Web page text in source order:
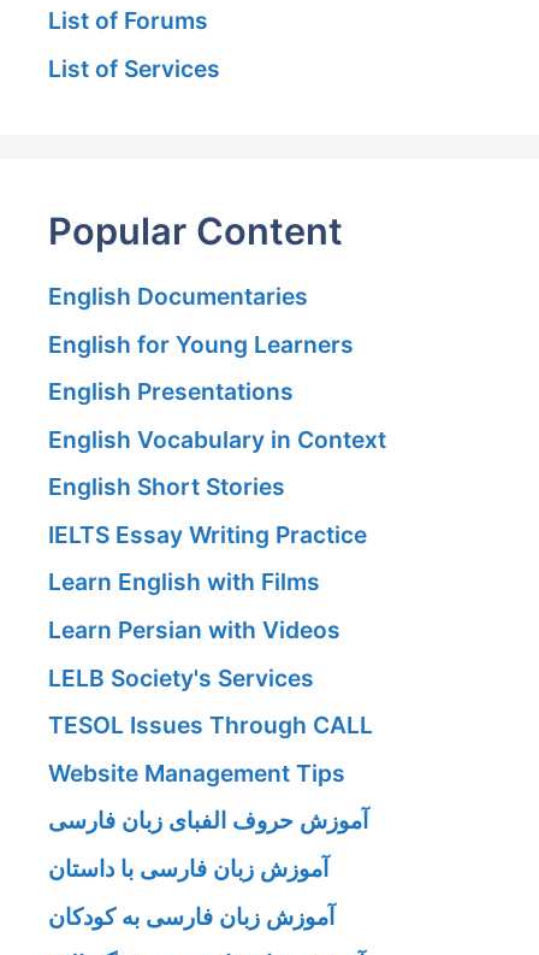
List of Forums
List of Services
Popular Content
English Documentaries
English for Young Learners
English Presentations
English Vocabulary in Context
English Short Stories
IELTS Essay Writing Practice
Learn English with Films
Learn Persian with Videos
LELB Society's Services
TESOL Issues Through CALL
Website Management Tips
آموزش حروف الفبای زبان فارسی
آموزش زبان فارسی با داستان
آموزش زبان فارسی به کودکان